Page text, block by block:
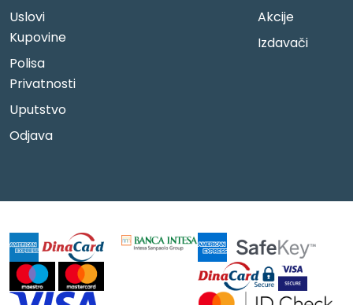
Uslovi
Kupovine
Polisa
Privatnosti
Uputstvo
Odjava
Akcije
Izdavači